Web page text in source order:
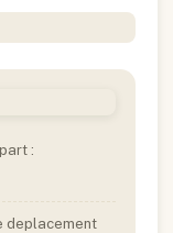
:
deplacement